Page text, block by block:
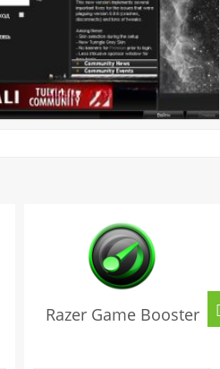
Razer Game Booster